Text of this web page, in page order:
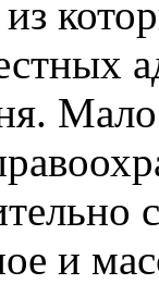
и